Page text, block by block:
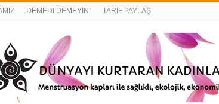
DEMEDİ DEMEYİN! TARİF PAYLAŞ